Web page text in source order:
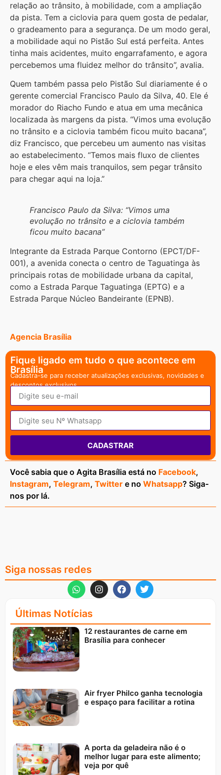
relação ao trânsito, à mobilidade, com a ampliação
da pista. Tem a ciclovia para quem gosta de pedalar,
o gradeamento para a segurança. De um modo geral,
a mobilidade aqui no Pistão Sul está perfeita. Antes
tinha mais acidentes, muito engarrafamento, e agora
percebemos uma fluidez melhor do trânsito”, avalia.
Quem também passa pelo Pistão Sul diariamente é o
gerente comercial Francisco Paulo da Silva, 40. Ele é
morador do Riacho Fundo e atua em uma mecânica
localizada às margens da pista. “Vimos uma evolução
no trânsito e a ciclovia também ficou muito bacana”,
diz Francisco, que percebeu um aumento nas visitas
ao estabelecimento. “Temos mais fluxo de clientes
hoje e eles vêm mais tranquilos, sem pegar trânsito
para chegar aqui na loja.”
Francisco Paulo da Silva: “Vimos uma
evolução no trânsito e a ciclovia também
ficou muito bacana”
Integrante da Estrada Parque Contorno (EPCT/DF-
001), a avenida conecta o centro de Taguatinga às
principais rotas de mobilidade urbana da capital,
como a Estrada Parque Taguatinga (EPTG) e a
Estrada Parque Núcleo Bandeirante (EPNB).
Agencia Brasília
Fique ligado em tudo o que acontece em
Brasília
Cadastra-se para receber atualizações exclusivas, novidades e
descontos exclusivos.
CADASTRAR
Você sabia que o Agita Brasília está no Facebook,
Instagram, Telegram, Twitter e no Whatsapp? Siga-
nos por lá.
Siga nossas redes
Últimas Notícias
12 restaurantes de carne em
Brasília para conhecer
Air fryer Philco ganha tecnologia
e espaço para facilitar a rotina
A porta da geladeira não é o
melhor lugar para este alimento;
veja por quê